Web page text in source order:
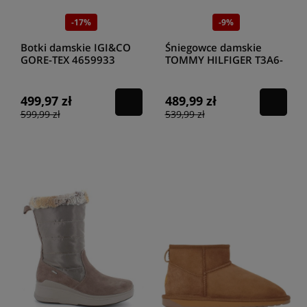
zapewniają niezrównaną ochronę przed zimnem dzięki wysokiej jakości
materiałom i starannej konstrukcji. Model ten charakteryzuje się także
miękkim wykończeniem wewnętrznym, co dodatkowo zwiększa
komfort noszenia.IGI & COprezentuje dwa wyjątkowe modele: botki
damskie GORE-TEX 4659933
śniegowce Goretex 2656911. Oba
TEX gwarantującej wodoodporność i oddychalność, co sprawia, że są
idealnym wyborem na zmienne warunki atmosferyczne. Ich brązowa
kolorystyka doskonale komponuje się z zimowymi stylizacjami,
stylu. Z kolei Big Star oferuje
brązowym kolorze, idealne dla miłośniczek aktywnego stylu życia.
Każdy z tych modeli został zaprojektowany z myślą o maksymalnej
wygodzie i trwałości, co czyni je doskonałym wyborem na zimowe
miesiące. Staranne wykończenie, dbałość o detale oraz zastosowanie
innowacyjnych technologii sprawiają, że te
brązowe śniegowce
tylko świetnie wyglądają, ale również zapewniają optymalną ochronę
przed niskimi temperaturami i wilgocią. Dodatkowo ich antypoślizgowa
podeszwa gwarantuje stabilność na śliskich nawierzchniach, co jest
niezwykle istotne w zimowych warunkach. Wybierając te modele,
-17%
Botki damskie IGI&CO
GORE-TEX 4659933
499,97 zł
599,99 zł
-9%
Śniegowce damskie
TOMMY HILFIGER T3A6-
489,99 zł
539,99 zł